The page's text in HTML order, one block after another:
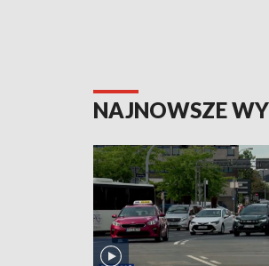
NAJNOWSZE